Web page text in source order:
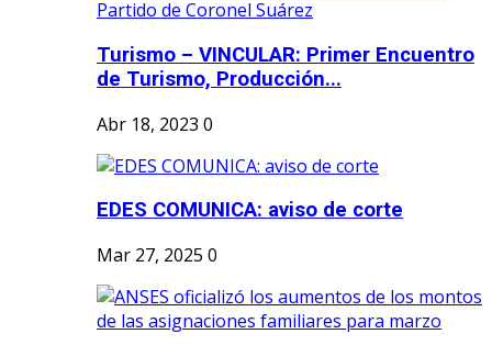
Turismo – VINCULAR: Primer Encuentro
de Turismo, Producción...
Abr 18, 2023 0
EDES COMUNICA: aviso de corte
Mar 27, 2025 0